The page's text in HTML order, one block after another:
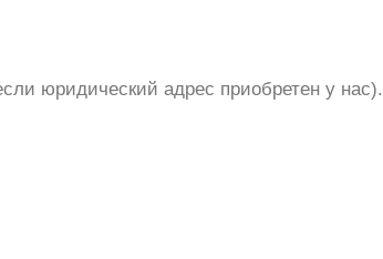
юридический адрес приобретен у нас).